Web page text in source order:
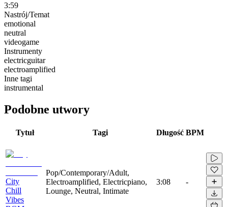
3:59
Nastrój/Temat
emotional
neutral
videogame
Instrumenty
electricguitar
electroamplified
Inne tagi
instrumental
Podobne utwory
Tytuł Tagi Długość BPM
City
Chill
Vibes
Pop/Contemporary/Adult,
Electroamplified, Electricpiano,
Lounge, Neutral, Intimate
3:08 -